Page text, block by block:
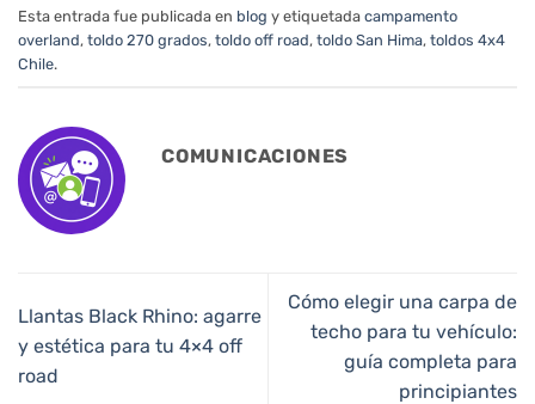
Esta entrada fue publicada en blog y etiquetada campamento
overland, toldo 270 grados, toldo off road, toldo San Hima, toldos 4x4
Chile.
COMUNICACIONES
Llantas Black Rhino: agarre
y estética para tu 4×4 off
road
Cómo elegir una carpa de
techo para tu vehículo:
guía completa para
principiantes